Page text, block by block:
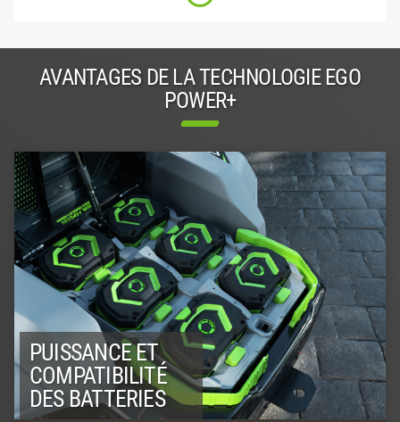
AVANTAGES DE LA TECHNOLOGIE EGO
POWER+
PUISSANCE ET
COMPATIBILITÉ
DES BATTERIES